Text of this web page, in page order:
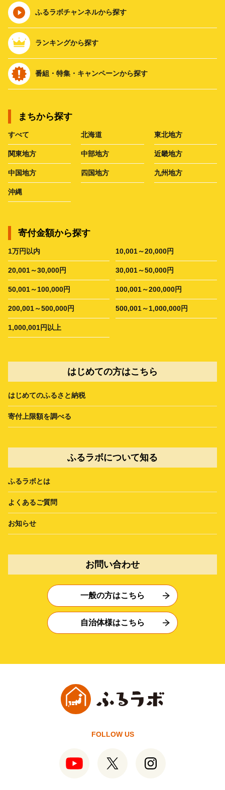
ふるラボチャンネルから探す
ランキングから探す
番組・特集・キャンペーンから探す
まちから探す
すべて 北海道 東北地方
関東地方 中部地方 近畿地方
中国地方 四国地方 九州地方
沖縄
寄付金額から探す
1万円以内 10,001～20,000円
20,001～30,000円 30,001～50,000円
50,001～100,000円 100,001～200,000円
200,001～500,000円 500,001～1,000,000円
1,000,001円以上
はじめての方はこちら
はじめてのふるさと納税
寄付上限額を調べる
ふるラボについて知る
ふるラボとは
よくあるご質問
お知らせ
お問い合わせ
一般の方はこちら
自治体様はこちら
FOLLOW US